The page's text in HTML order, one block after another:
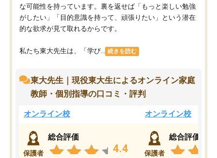
な可能性を持っています。裏を返せば「もっと楽しい勉強
がしたい」「目的意識を持って、頑張りたい」という潜在
的な欲求が見て取れるからです。
私たち東大先生は、「学び... 続きを読む
東大先生｜現役東大生によるオンライン家庭
教師・個別指導の口コミ・評判
オンライン校
保護者
総合評価
4.4
オンライン校
保護者
総合評価